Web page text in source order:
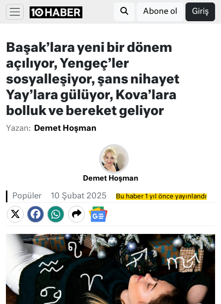
Abone ol Giriş
Başak’lara yeni bir dönem
açılıyor, Yengeç’ler
sosyalleşiyor, şans nihayet
Yay’lara gülüyor, Kova’lara
bolluk ve bereket geliyor
Yazan: Demet Hoşman
Demet Hoşman
Popüler 10 Şubat 2025 Bu haber 1 yıl önce yayınlandı